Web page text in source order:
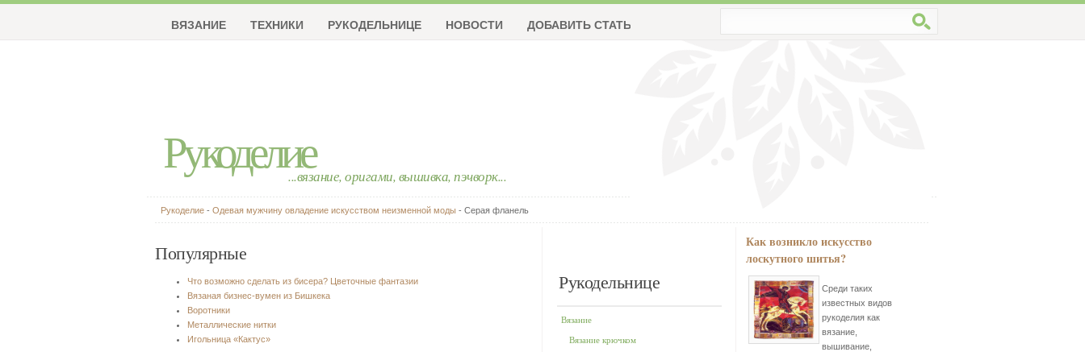
Рукоделие...вязание, оригами, вышивка, пэчворк...
ВЯЗАНИЕ ТЕХНИКИ РУКОДЕЛЬНИЦЕ НОВОСТИ ДОБАВИТЬ СТАТЬЮ
Рукоделие - Одевая мужчину овладение искусством неизменной моды - Серая фланель
Популярные
Что возможно сделать из бисера? Цветочные фантазии
Вязаная бизнес-вумен из Бишкека
Воротники
Металлические нитки
Игольница «Кактус»
Рукодельнице
Вязание
Вязание крючком
Как возникло искусство
лоскутного шитья?
Среди таких
известных видов
рукоделия как
вязание,
вышивание,